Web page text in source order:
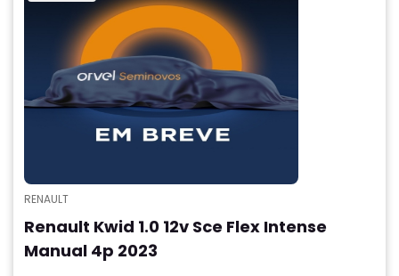
RENAULT
Renault Kwid 1.0 12v Sce Flex Intense
Manual 4p 2023